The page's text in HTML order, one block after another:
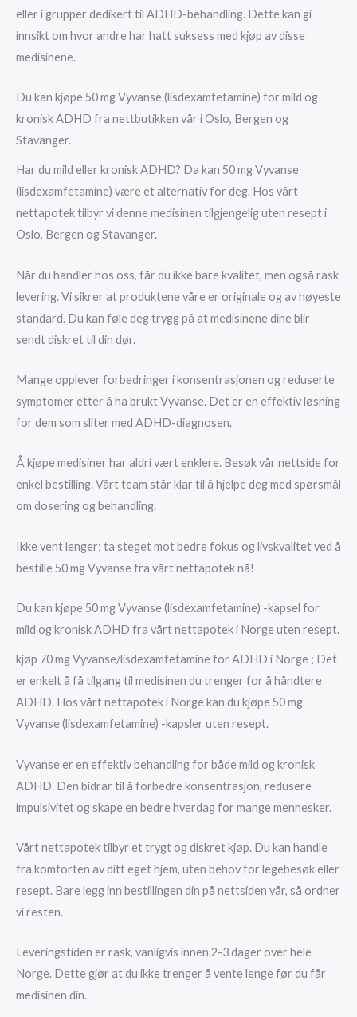
eller i grupper dedikert til ADHD-behandling. Dette kan gi
innsikt om hvor andre har hatt suksess med kjøp av disse
medisinene.
Du kan kjøpe 50 mg Vyvanse (lisdexamfetamine) for mild og
kronisk ADHD fra nettbutikken vår i Oslo, Bergen og
Stavanger.
Har du mild eller kronisk ADHD? Da kan 50 mg Vyvanse
(lisdexamfetamine) være et alternativ for deg. Hos vårt
nettapotek tilbyr vi denne medisinen tilgjengelig uten resept i
Oslo, Bergen og Stavanger.
Når du handler hos oss, får du ikke bare kvalitet, men også rask
levering. Vi sikrer at produktene våre er originale og av høyeste
standard. Du kan føle deg trygg på at medisinene dine blir
sendt diskret til din dør.
Mange opplever forbedringer i konsentrasjonen og reduserte
symptomer etter å ha brukt Vyvanse. Det er en effektiv løsning
for dem som sliter med ADHD-diagnosen.
Å kjøpe medisiner har aldri vært enklere. Besøk vår nettside for
enkel bestilling. Vårt team står klar til å hjelpe deg med spørsmål
om dosering og behandling.
Ikke vent lenger; ta steget mot bedre fokus og livskvalitet ved å
bestille 50 mg Vyvanse fra vårt nettapotek nå!
Du kan kjøpe 50 mg Vyvanse (lisdexamfetamine) -kapsel for
mild og kronisk ADHD fra vårt nettapotek i Norge uten resept.
kjøp 70 mg Vyvanse/lisdexamfetamine for ADHD i Norge ; Det
er enkelt å få tilgang til medisinen du trenger for å håndtere
ADHD. Hos vårt nettapotek i Norge kan du kjøpe 50 mg
Vyvanse (lisdexamfetamine) -kapsler uten resept.
Vyvanse er en effektiv behandling for både mild og kronisk
ADHD. Den bidrar til å forbedre konsentrasjon, redusere
impulsivitet og skape en bedre hverdag for mange mennesker.
Vårt nettapotek tilbyr et trygt og diskret kjøp. Du kan handle
fra komforten av ditt eget hjem, uten behov for legebesøk eller
resept. Bare legg inn bestillingen din på nettsiden vår, så ordner
vi resten.
Leveringstiden er rask, vanligvis innen 2-3 dager over hele
Norge. Dette gjør at du ikke trenger å vente lenge før du får
medisinen din.